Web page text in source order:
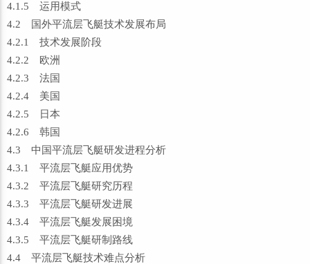
4.1.5 运用模式
4.2 国外平流层飞艇技术发展布局
4.2.1 技术发展阶段
4.2.2 欧洲
4.2.3 法国
4.2.4 美国
4.2.5 日本
4.2.6 韩国
4.3 中国平流层飞艇研发进程分析
4.3.1 平流层飞艇应用优势
4.3.2 平流层飞艇研究历程
4.3.3 平流层飞艇研发进展
4.3.4 平流层飞艇发展困境
4.3.5 平流层飞艇研制路线
4.4 平流层飞艇技术难点分析